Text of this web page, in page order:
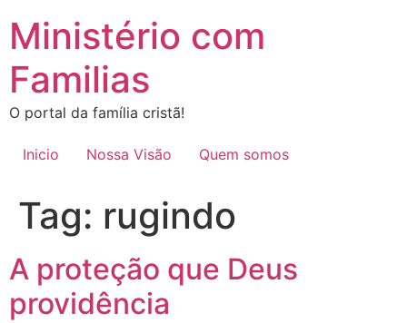
para
conteúdo
Ministério com
Familias
O portal da família cristã!
Inicio Nossa Visão Quem somos
Tag: rugindo
A proteção que Deus
providência